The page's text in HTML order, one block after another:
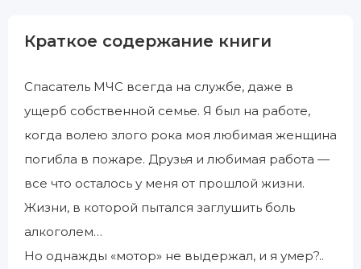
Краткое содержание книги
Спасатель МЧС всегда на службе, даже в
ущерб собственной семье. Я был на работе,
когда волею злого рока моя любимая женщина
погибла в пожаре. Друзья и любимая работа —
все что осталось у меня от прошлой жизни.
Жизни, в которой пытался заглушить боль
алкоголем…
Но однажды «мотор» не выдержал, и я умер?..